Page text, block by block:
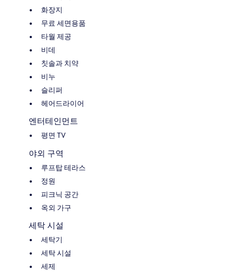
화장지
무료 세면용품
타월 제공
비데
칫솔과 치약
비누
슬리퍼
헤어드라이어
엔터테인먼트
평면 TV
야외 구역
루프탑 테라스
정원
피크닉 공간
옥외 가구
세탁 시설
세탁기
세탁 시설
세제